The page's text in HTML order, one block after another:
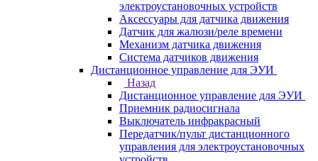
электроустановочных устройств
Аксессуары для датчика движения
Датчик для жалюзи/реле времени
Механизм датчика движения
Система датчиков движения
Дистанционное управление для ЭУИ
Назад
Дистанционное управление для ЭУИ
Приемник радиосигнала
Выключатель инфракрасный
Передатчик/пульт дистанционного
управления для электроустановочных